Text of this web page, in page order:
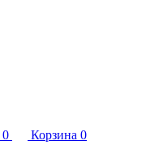
0 Корзина 0